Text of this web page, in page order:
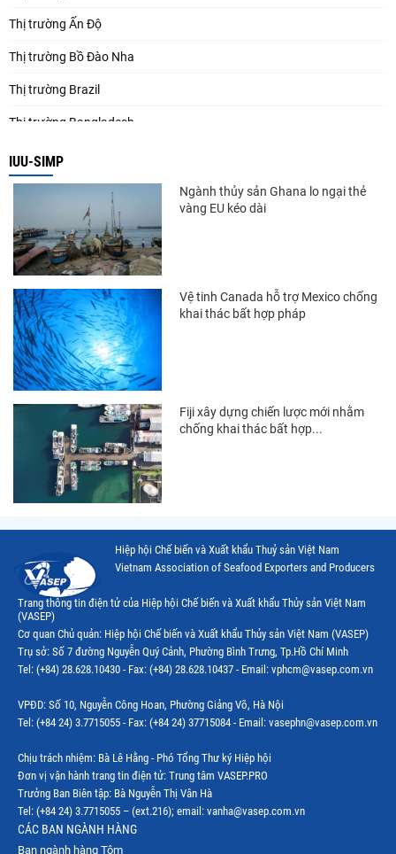
Thị trường Ấn Độ
Thị trường Bồ Đào Nha
Thị trường Brazil
Thị trường Bangladesh
Thị trường Chile
Thị trường Canada
Thị trường Ecuador
Thị trường EU
Thị trường Indonesia
Thị trường Mexico
Thị trường Mỹ
Thị trường Nga
Thị trường Hàn Quốc
Thị trường Nhật Bản
Thị trường Thái Lan
Thị trường Philippines
Thị trường Tây Ban Nha
Thị trường thủy sản khác
Thị trường thủy sản thế giới
IUU-SIMP
Ngành thủy sản Ghana lo ngại thẻ
vàng EU kéo dài
Vệ tinh Canada hỗ trợ Mexico chống
khai thác bất hợp pháp
Fiji xây dựng chiến lược mới nhằm
chống khai thác bất hợp...
Hiệp hội Chế biến và Xuất khẩu Thuỷ sản Việt Nam
Vietnam Association of Seafood Exporters and Producers
Trang thông tin điện tử của Hiệp hội Chế biến và Xuất khẩu Thủy sản Việt Nam
(VASEP)
Cơ quan Chủ quản: Hiệp hội Chế biến và Xuất khẩu Thủy sản Việt Nam (VASEP)
Trụ sở: Số 7 đường Nguyễn Quý Cảnh, Phường Bình Trưng, Tp.Hồ Chí Minh
Tel: (+84) 28.628.10430 - Fax: (+84) 28.628.10437 - Email: vphcm@vasep.com.vn
VPĐD: Số 10, Nguyễn Công Hoan, Phường Giảng Võ, Hà Nội
Tel: (+84 24) 3.7715055 - Fax: (+84 24) 37715084 - Email: vasephn@vasep.com.vn
Chịu trách nhiệm: Bà Lê Hằng - Phó Tổng Thư ký Hiệp hội
Đơn vị vận hành trang tin điện tử: Trung tâm VASEP.PRO
Trưởng Ban Biên tập: Bà Nguyễn Thị Vân Hà
Tel: (+84 24) 3.7715055 – (ext.216); email: vanha@vasep.com.vn
CÁC BAN NGÀNH HÀNG
Ban ngành hàng Tôm